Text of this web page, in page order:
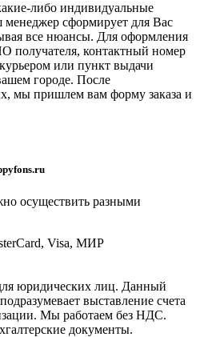
либо индивидуальные
сформирует для Вас
все нюансы. Для оформления
получателя, контактный номер
или пункт выдачи
городе. После
мы пришлем вам форму заказа и
осуществить разными
Visa, МИР
юридических лиц. Данный
выставление счета
Мы работаем без НДС.
документы.